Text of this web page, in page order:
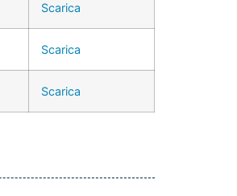
Scarica
Scarica
Scarica